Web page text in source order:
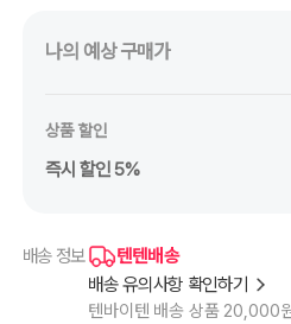
나의 예상 구매가
상품 할인
즉시 할인 5%
배송 정보
텐텐배송
배송 유의사항 확인하기
텐바이텐 배송 상품 20,000